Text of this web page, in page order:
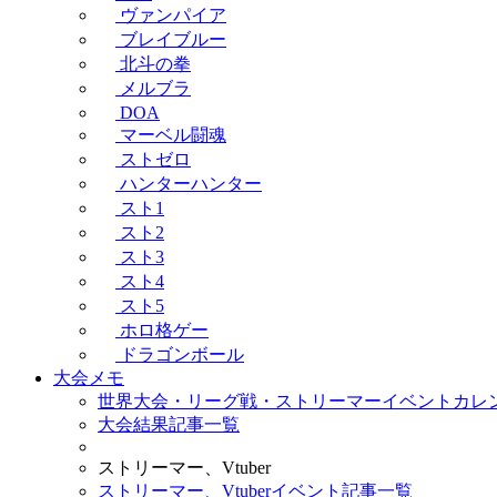
ヴァンパイア
ブレイブルー
北斗の拳
メルブラ
DOA
マーベル闘魂
ストゼロ
ハンターハンター
スト1
スト2
スト3
スト4
スト5
ホロ格ゲー
ドラゴンボール
大会メモ
世界大会・リーグ戦・ストリーマーイベントカレ
大会結果記事一覧
ストリーマー、Vtuber
ストリーマー、Vtuberイベント記事一覧